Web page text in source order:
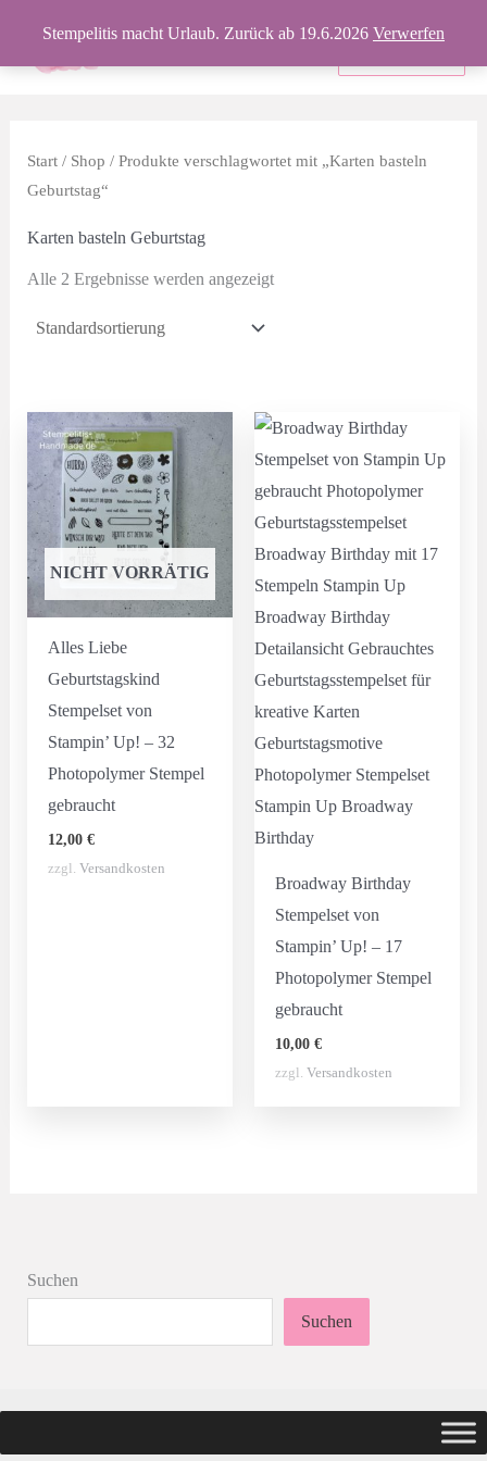
Stempelitis macht Urlaub. Zurück ab 19.6.2026 Verwerfen
springen
Produkte
Start/ Shop / Produkte verschlagwortet mit „Karten basteln
Geburtstag“
Karten basteln Geburtstag
Alle 2 Ergebnisse werden angezeigt
NICHT VORRÄTIG
Alles Liebe
Geburtstagskind
Stempelset von
Stampin’ Up! – 32
Photopolymer Stempel
gebraucht
12,00 €
zzgl. Versandkosten
Broadway Birthday
Stempelset von
Stampin’ Up! – 17
Photopolymer Stempel
gebraucht
10,00€
zzgl.Versandkosten
Suchen
Suchen